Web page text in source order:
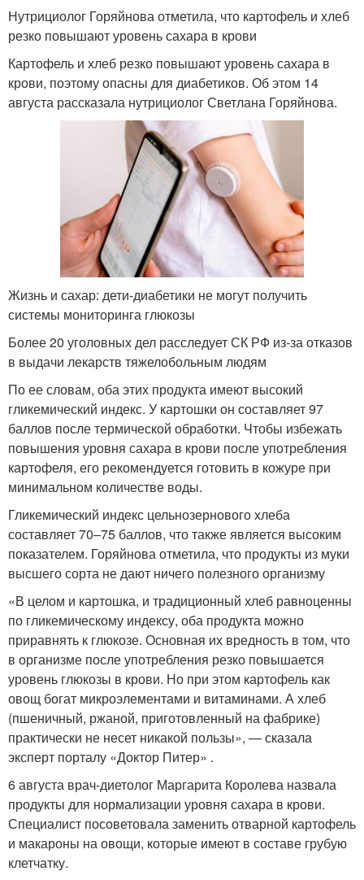
Нутрициолог Горяйнова отметила, что картофель и хлеб
резко повышают уровень сахара в крови
Картофель и хлеб резко повышают уровень сахара в
крови, поэтому опасны для диабетиков. Об этом 14
августа рассказала нутрициолог Светлана Горяйнова.
Жизнь и сахар: дети-диабетики не могут получить
системы мониторинга глюкозы
Более 20 уголовных дел расследует СК РФ из-за отказов
в выдачи лекарств тяжелобольным людям
По ее словам, оба этих продукта имеют высокий
гликемический индекс. У картошки он составляет 97
баллов после термической обработки. Чтобы избежать
повышения уровня сахара в крови после употребления
картофеля, его рекомендуется готовить в кожуре при
минимальном количестве воды.
Гликемический индекс цельнозернового хлеба
составляет 70–75 баллов, что также является высоким
показателем. Горяйнова отметила, что продукты из муки
высшего сорта не дают ничего полезного организму
«В целом и картошка, и традиционный хлеб равноценны
по гликемическому индексу, оба продукта можно
приравнять к глюкозе. Основная их вредность в том, что
в организме после употребления резко повышается
уровень глюкозы в крови. Но при этом картофель как
овощ богат микроэлементами и витаминами. А хлеб
(пшеничный, ржаной, приготовленный на фабрике)
практически не несет никакой пользы», — сказала
эксперт порталу «Доктор Питер» .
6 августа врач-диетолог Маргарита Королева назвала
продукты для нормализации уровня сахара в крови.
Специалист посоветовала заменить отварной картофель
и макароны на овощи, которые имеют в составе грубую
клетчатку.